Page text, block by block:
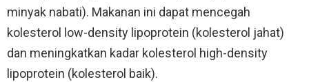
minyak nabati). Makanan ini dapat mencegah
kolesterol low-density lipoprotein (kolesterol jahat)
dan meningkatkan kadar kolesterol high-density
lipoprotein (kolesterol baik).